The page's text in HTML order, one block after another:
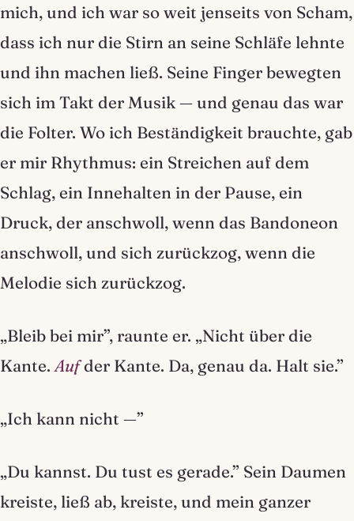
mich, und ich war so weit jenseits von Scham,
dass ich nur die Stirn an seine Schläfe lehnte
und ihn machen ließ. Seine Finger bewegten
sich im Takt der Musik — und genau das war
die Folter. Wo ich Beständigkeit brauchte, gab
er mir Rhythmus: ein Streichen auf dem
Schlag, ein Innehalten in der Pause, ein
Druck, der anschwoll, wenn das Bandoneon
anschwoll, und sich zurückzog, wenn die
Melodie sich zurückzog.
„Bleib bei mir”, raunte er. „Nicht über die
Kante.Aufder Kante. Da, genau da. Halt sie.”
„Ich kann nicht —”
„Du kannst. Du tust es gerade.” Sein Daumen
kreiste, ließ ab, kreiste, und mein ganzer